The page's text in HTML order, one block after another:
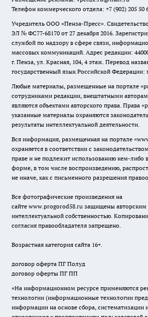
Телефон коммерческого отдела: +7 (902) 205 50
Учредитель ООО «Пенза-Пресс».
ЭЛ № ФС77-68170 от 27 декабря 2016.
службой по надзору в сфере связи,
массовых коммуникаций. Адрес редакции:
г. Пенза, ул. Красная, 104, 4 этаж. Перевод
государственный язык Российской Федерации:
Любые материалы, размещенные на портале «
сотрудниками редакции, внештатными
являются объектами авторского права. Права «
указанные материалы охраняются
результаты интеллектуальной деятельности.
Вся информация, размещенная на портале «
охраняется в соответствии с
праве и не подлежит использованию кем-либо
форме, в том числе воспроизведению,
не иначе, как с письменного разрешения
Все фотографические произведения на
сайте www.progorod58.ru защищены авторским
интеллектуальной собственностью.
согласия правообладателя запрещено.
Возрастная категория сайта 16+.
договор оферта ПГ Полуд
договор оферты ПГ ПП
«На информационном ресурсе применяются
технологии (информационные технологии
информации на основе сбора, систематизации